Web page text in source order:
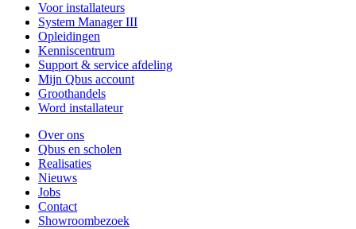
Voor installateurs
System Manager III
Opleidingen
Kenniscentrum
Support & service afdeling
Mijn Qbus account
Groothandels
Word installateur
Over ons
Qbus en scholen
Realisaties
Nieuws
Jobs
Contact
Showroombezoek